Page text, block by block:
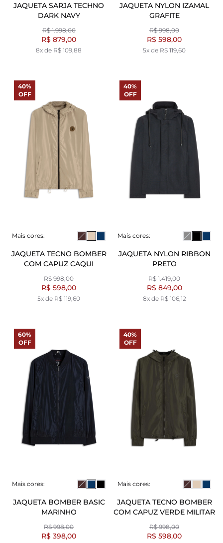
JAQUETA SARJA TECHNO
DARK NAVY
R$ 1.998,00
R$ 879,00
8x de R$ 109,88
JAQUETA NYLON IZAMAL
GRAFITE
R$ 998,00
R$ 598,00
5x de R$ 119,60
Mais cores:
JAQUETA TECNO BOMBER
COM CAPUZ CAQUI
R$ 998,00
R$ 598,00
5x de R$ 119,60
40%
OFF
Mais cores:
JAQUETA NYLON RIBBON
PRETO
R$ 1.419,00
R$ 849,00
8x de R$ 106,12
40%
OFF
Mais cores:
JAQUETA BOMBER BASIC
MARINHO
R$ 998,00
R$ 398,00
60%
OFF
Mais cores:
JAQUETA TECNO BOMBER
COM CAPUZ VERDE MILITAR
R$ 998,00
R$ 598,00
40%
OFF